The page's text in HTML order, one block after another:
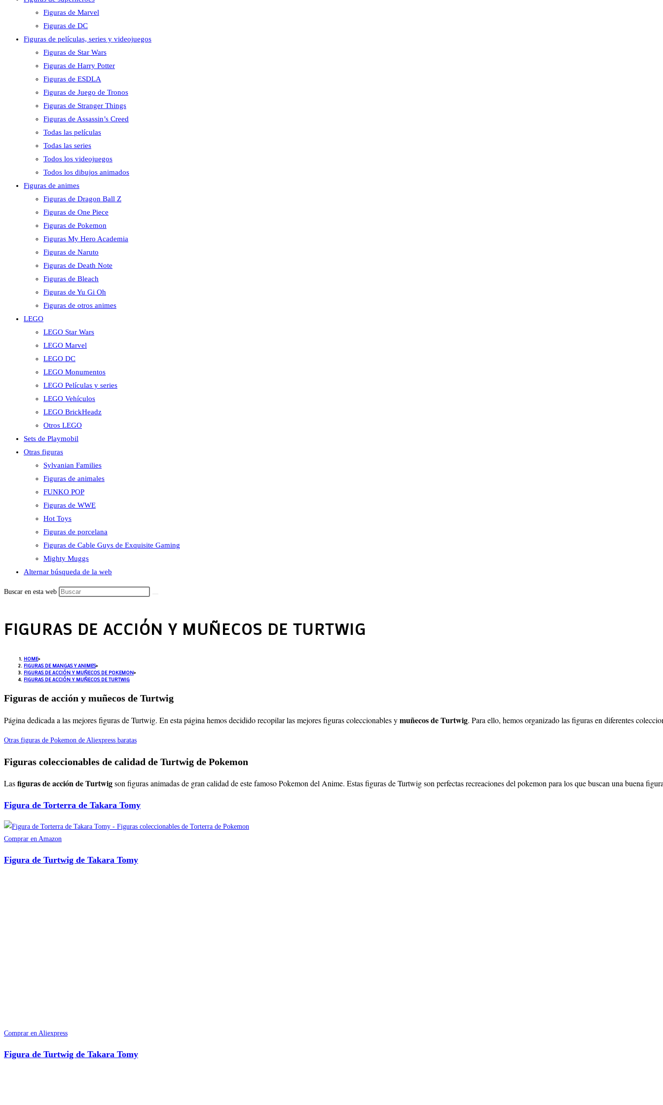
Figuras de Marvel
Figuras de DC
Figuras de películas, series y videojuegos
Figuras de Star Wars
Figuras de Harry Potter
Figuras de ESDLA
Figuras de Juego de Tronos
Figuras de Stranger Things
Figuras de Assassin’s Creed
Todas las películas
Todas las series
Todos los videojuegos
Todos los dibujos animados
Figuras de animes
Figuras de Dragon Ball Z
Figuras de One Piece
Figuras de Pokemon
Figuras My Hero Academia
Figuras de Naruto
Figuras de Death Note
Figuras de Bleach
Figuras de Yu Gi Oh
Figuras de otros animes
LEGO
LEGO Star Wars
LEGO Marvel
LEGO DC
LEGO Monumentos
LEGO Películas y series
LEGO Vehículos
LEGO BrickHeadz
Otros LEGO
Sets de Playmobil
Otras figuras
Sylvanian Families
Figuras de animales
FUNKO POP
Figuras de WWE
Hot Toys
Figuras de porcelana
Figuras de Cable Guys de Exquisite Gaming
Mighty Muggs
Alternar búsqueda de la web
Buscar en esta web
FIGURAS DE ACCIÓN Y MUÑECOS DE TURTWIG
HOME>
FIGURAS DE MANGAS Y ANIMES>
FIGURAS DE ACCIÓN Y MUÑECOS DE POKEMON>
FIGURAS DE ACCIÓN Y MUÑECOS DE TURTWIG
Figuras de acción y muñecos de Turtwig
Página dedicada a las mejores figuras de Turtwig. En esta página hemos decidido recopilar las mejores figuras coleccionables ymuñecos de Turtwig. Para ello, hemos organizado las figuras en diferentes
Otras figuras de Pokemon de Aliexpress baratas
Figuras coleccionables de calidad de Turtwig de Pokemon
Lasfiguras de acción de Turtwigson figuras animadas de gran calidad de este famoso Pokemon del Anime. Estas figuras de Turtwig son perfectas recreaciones del pokemon para los que buscan una buena
Figura de Torterra de Takara Tomy
Comprar en Amazon
Figura de Turtwig de Takara Tomy
Comprar en Aliexpress
Figura de Turtwig de Takara Tomy